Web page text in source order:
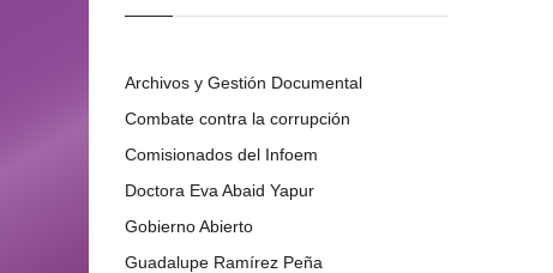
Archivos y Gestión Documental
Combate contra la corrupción
Comisionados del Infoem
Doctora Eva Abaid Yapur
Gobierno Abierto
Guadalupe Ramírez Peña